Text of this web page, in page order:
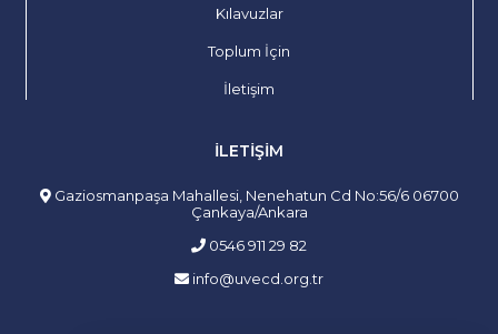
Kılavuzlar
Toplum İçin
İletişim
İLETIŞIM
Gaziosmanpaşa Mahallesi, Nenehatun Cd No:56/6 06700
Çankaya/Ankara
0546 911 29 82
info@uvecd.org.tr